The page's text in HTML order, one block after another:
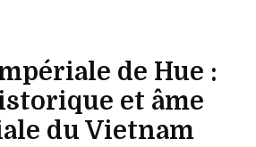
de Hue :
et âme
du Vietnam